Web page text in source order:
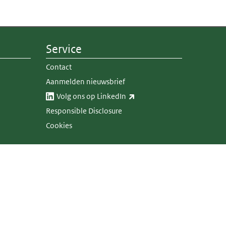
Service
Contact
Aanmelden nieuwsbrief
Volg ons op LinkedIn​​
Responsible Disclosure
Cookies